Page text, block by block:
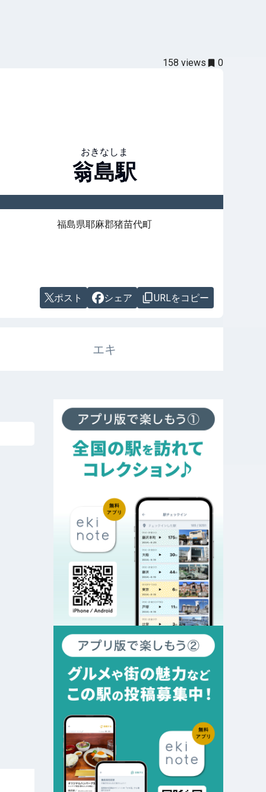
158 views 0
おきなしま
翁島駅
福島県耶麻郡猪苗代町
ポスト シェア URLをコピー
エキ